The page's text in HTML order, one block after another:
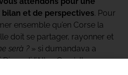
bilan et de perspectives. Pour
ensemble qu’en Corse la
doit se partager, rayonner et
serà ?» si dumandava a
di l’Alba. Cum’ella, sapemu
». Cum’ella, duvemu sunà è